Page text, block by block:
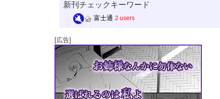
新刊チェックキーワード
富士通 2 users
[広告]